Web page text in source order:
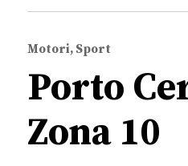
Motori, Sport
Porto
Zona 10